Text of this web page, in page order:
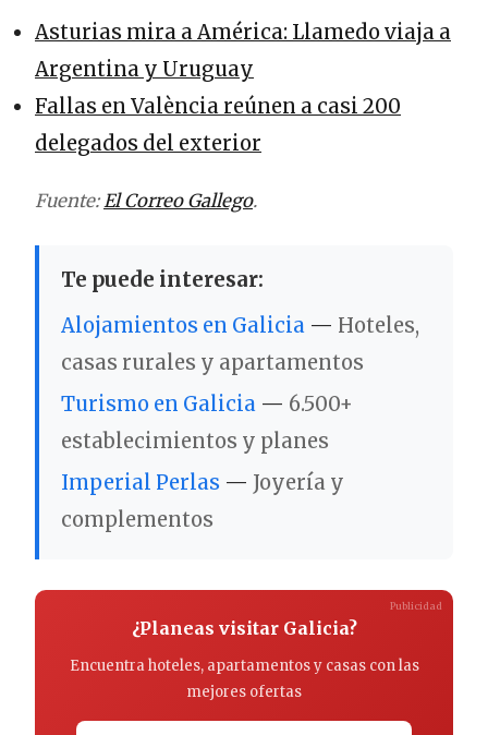
Asturias mira a América: Llamedo viaja a
Argentina y Uruguay
Fallas en València reúnen a casi 200
delegados del exterior
Fuente:El Correo Gallego.
Te puede interesar:
Alojamientos en Galicia — Hoteles,
casas rurales y apartamentos
Turismo en Galicia — 6.500+
establecimientos y planes
Imperial Perlas — Joyería y
complementos
¿Planeas visitar Galicia?
Encuentra hoteles, apartamentos y casas con las
mejores ofertas
Publicidad